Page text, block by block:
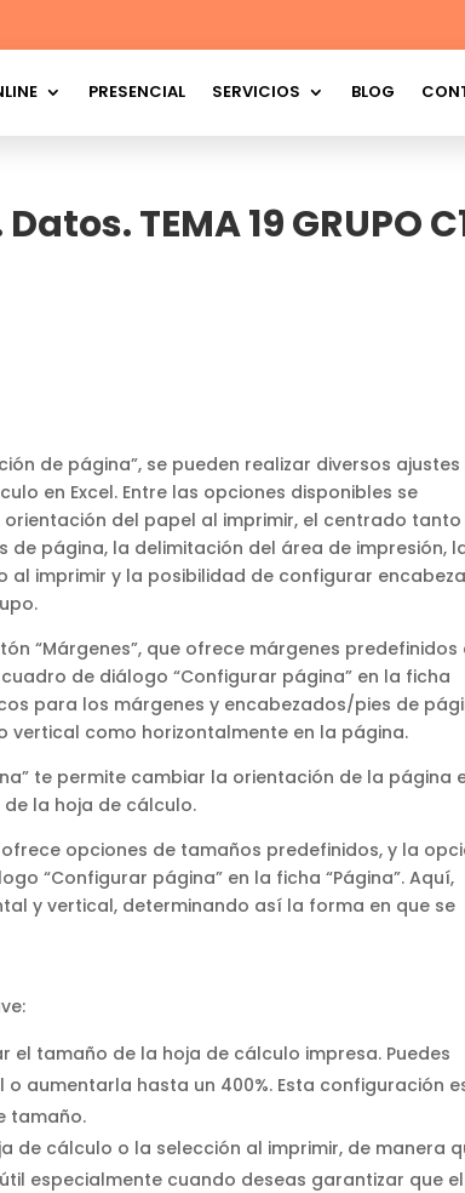
PRESENCIAL SERVICIOS BLOG
TEMA 19 GRUPO
de página”, se pueden realizar diversos
en Excel. Entre las opciones disponibles se
del papel al imprimir, el centrado tanto
página, la delimitación del área de impresión,
imprimir y la posibilidad de configurar
“Márgenes”, que ofrece márgenes predefinidos
de diálogo “Configurar página” en la ficha
para los márgenes y encabezados/pies de
como horizontalmente en la página.
te permite cambiar la orientación de la página
la hoja de cálculo.
opciones de tamaños predefinidos, y la
“Configurar página” en la ficha “Página”. Aquí,
y vertical, determinando así la forma en que se
el tamaño de la hoja de cálculo impresa. Puedes
aumentarla hasta un 400%. Esta configuración
tamaño.
de cálculo o la selección al imprimir, de manera
especialmente cuando deseas garantizar que el